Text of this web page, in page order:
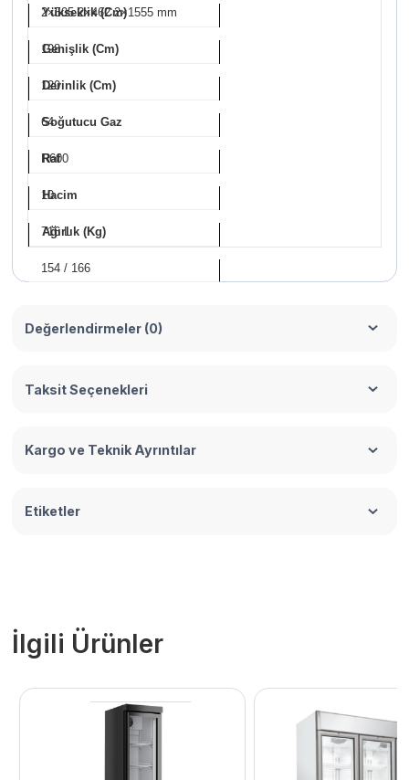
2×505 2×462 2×1555 mm
Yükseklik (Cm)
198
Genişlik (Cm)
120
Derinlik (Cm)
64
Soğutucu Gaz
R600
Raf
10
Hacim
716 L
Ağırlık (Kg)
154 / 166
Değerlendirmeler (0)
Taksit Seçenekleri
Kargo ve Teknik Ayrıntılar
Etiketler
İlgili Ürünler